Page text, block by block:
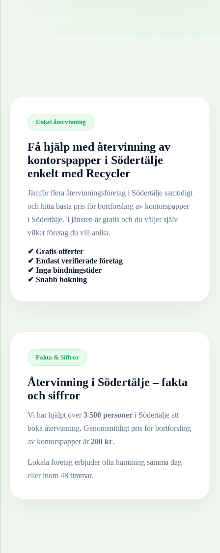
Enkel återvinning
Få hjälp med återvinning av
kontorspapper i Södertälje
enkelt med Recycler
Jämför flera återvinningsföretag i Södertälje samtidigt
och hitta bästa pris för bortforsling av kontorspapper
i Södertälje. Tjänsten är gratis och du väljer själv
vilket företag du vill anlita.
✔ Gratis offerter
✔ Endast verifierade företag
✔ Inga bindningstider
✔ Snabb bokning
Fakta & Siffror
Återvinning i Södertälje – fakta
och siffror
Vi har hjälpt över3 500 personer i Södertälje att
boka återvinning. Genomsnittligt pris för bortforsling
av kontorspapperär200 kr.
Lokala företag erbjuder ofta hämtning samma dag
eller inom 48 timmar.